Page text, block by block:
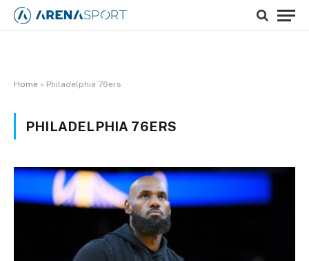
Home » Philadelphia 76ers
PHILADELPHIA 76ERS